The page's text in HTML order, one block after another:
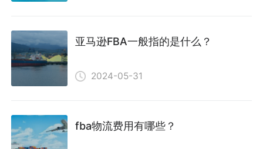
亚马逊FBA一般指的是什么？
2024-05-31
fba物流费用有哪些？